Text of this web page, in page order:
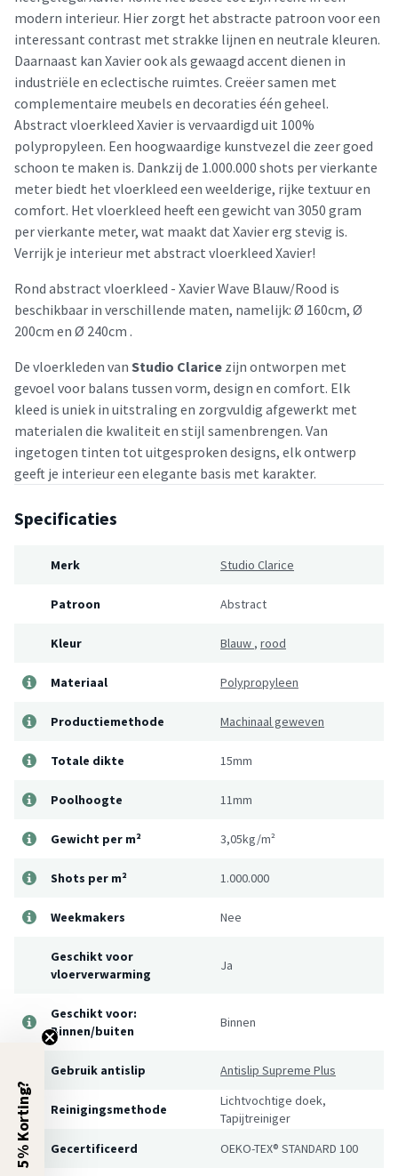
modern interieur. Hier zorgt het abstracte patroon voor een
interessant contrast met strakke lijnen en neutrale kleuren.
Daarnaast kan Xavier ook als gewaagd accent dienen in
industriële en eclectische ruimtes. Creëer samen met
complementaire meubels en decoraties één geheel.
Abstract vloerkleed Xavier is vervaardigd uit 100%
polypropyleen. Een hoogwaardige kunstvezel die zeer goed
schoon te maken is. Dankzij de 1.000.000 shots per vierkante
meter biedt het vloerkleed een weelderige, rijke textuur en
comfort. Het vloerkleed heeft een gewicht van 3050 gram
per vierkante meter, wat maakt dat Xavier erg stevig is.
Verrijk je interieur met abstract vloerkleed Xavier!
Rond abstract vloerkleed - Xavier Wave Blauw/Rood is
beschikbaar in verschillende maten, namelijk: Ø 160cm, Ø
200cm en Ø 240cm .
De vloerkleden van Studio Clarice zijn ontworpen met
gevoel voor balans tussen vorm, design en comfort. Elk
kleed is uniek in uitstraling en zorgvuldig afgewerkt met
materialen die kwaliteit en stijl samenbrengen. Van
ingetogen tinten tot uitgesproken designs, elk ontwerp
geeft je interieur een elegante basis met karakter.
Specificaties
Merk Studio Clarice
Patroon Abstract
Kleur Blauw , rood
Materiaal Polypropyleen
Productiemethode Machinaal geweven
Totale dikte 15mm
Poolhoogte 11mm
Gewicht per m² 3,05kg/m²
Shots per m² 1.000.000
Weekmakers Nee
Geschikt voor
vloerverwarming
Ja
Geschikt voor:
Binnen/buiten
Binnen
Gebruik antislip Antislip Supreme Plus
Reinigingsmethode
Lichtvochtige doek,
Tapijtreiniger
Gecertificeerd
OEKO-TEX® STANDARD 100
5% Korting?